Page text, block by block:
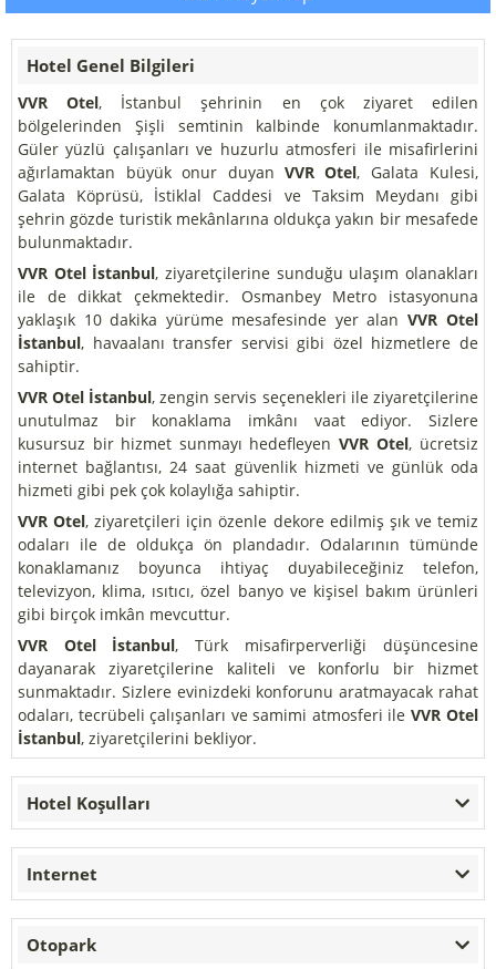
Hotel Genel Bilgileri
VVR Otel, İstanbul şehrinin en çok ziyaret edilen
bölgelerinden Şişli semtinin kalbinde konumlanmaktadır.
Güler yüzlü çalışanları ve huzurlu atmosferi ile misafirlerini
ağırlamaktan büyük onur duyan VVR Otel, Galata Kulesi,
Galata Köprüsü, İstiklal Caddesi ve Taksim Meydanı gibi
şehrin gözde turistik mekânlarına oldukça yakın bir mesafede
bulunmaktadır.
VVR Otel İstanbul, ziyaretçilerine sunduğu ulaşım olanakları
ile de dikkat çekmektedir. Osmanbey Metro istasyonuna
yaklaşık 10 dakika yürüme mesafesinde yer alan VVR Otel
İstanbul, havaalanı transfer servisi gibi özel hizmetlere de
sahiptir.
VVR Otel İstanbul, zengin servis seçenekleri ile ziyaretçilerine
unutulmaz bir konaklama imkânı vaat ediyor. Sizlere
kusursuz bir hizmet sunmayı hedefleyen VVR Otel, ücretsiz
internet bağlantısı, 24 saat güvenlik hizmeti ve günlük oda
hizmeti gibi pek çok kolaylığa sahiptir.
VVR Otel, ziyaretçileri için özenle dekore edilmiş şık ve temiz
odaları ile de oldukça ön plandadır. Odalarının tümünde
konaklamanız boyunca ihtiyaç duyabileceğiniz telefon,
televizyon, klima, ısıtıcı, özel banyo ve kişisel bakım ürünleri
gibi birçok imkân mevcuttur.
VVR Otel İstanbul, Türk misafirperverliği düşüncesine
dayanarak ziyaretçilerine kaliteli ve konforlu bir hizmet
sunmaktadır. Sizlere evinizdeki konforunu aratmayacak rahat
odaları, tecrübeli çalışanları ve samimi atmosferi ile VVR Otel
İstanbul, ziyaretçilerini bekliyor.
Hotel Koşulları
Internet
Otopark